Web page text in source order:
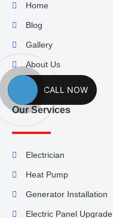
Home
Blog
Gallery
About Us
Contact Us
Our Services
Electrician
Heat Pump
Generator Installation
Electric Panel Upgrade
CALL NOW